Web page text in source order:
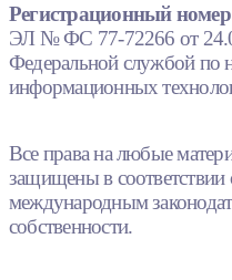
Регистрационный
ЭЛ № ФС 77-72266 от
Федеральной службой по
информационных
Все права на любые
защищены в соответствии
международным
собственности.